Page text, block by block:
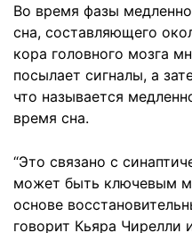
Во время фазы
сна, составляющего
кора головного мозга
посылает сигналы, а
что называется
время сна.
“Это связано с
может быть ключевым
основе
говорит Кьяра Чирелли